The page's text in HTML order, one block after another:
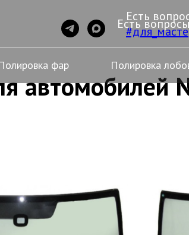
Есть
фар Полировка
Есть
автомобилей